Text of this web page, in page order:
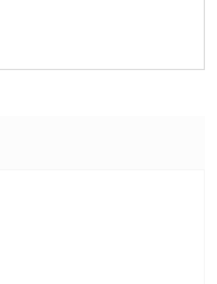
5 hvězdiček.